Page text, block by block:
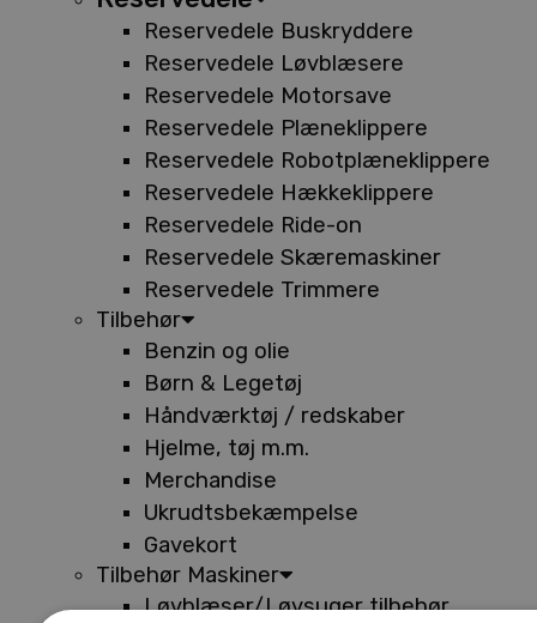
Reservedele Buskryddere
Reservedele Løvblæsere
Reservedele Motorsave
Reservedele Plæneklippere
Reservedele Robotplæneklippere
Reservedele Hækkeklippere
Reservedele Ride-on
Reservedele Skæremaskiner
Reservedele Trimmere
Tilbehør
Benzin og olie
Børn & Legetøj
Håndværktøj / redskaber
Hjelme, tøj m.m.
Merchandise
Ukrudtsbekæmpelse
Gavekort
Tilbehør Maskiner
Løvblæser/Løvsuger tilbehør